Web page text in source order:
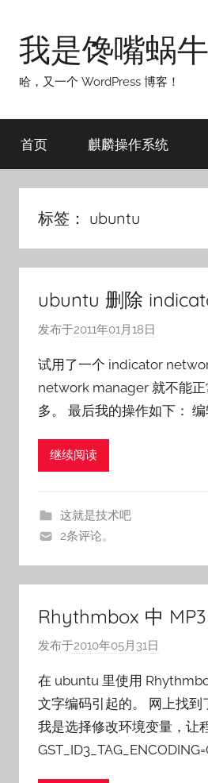
我是馋嘴蜗牛
哈，又一个 WordPress 博客！
首页 麒麟操作系统
标签： ubuntu
ubuntu 删除
发布于2011年01月18日
:
o
s
试用了一个 indicator
network manager 就不能正
多。 最后我的操作如下：
继续阅读
这就是技术吧
2条评论。
Rhythmbox 中
发布于2010年05月31日
:
o
s
n
在 ubuntu 里使用
文字编码引起的。 网上找
我是选择修改环境变量，让